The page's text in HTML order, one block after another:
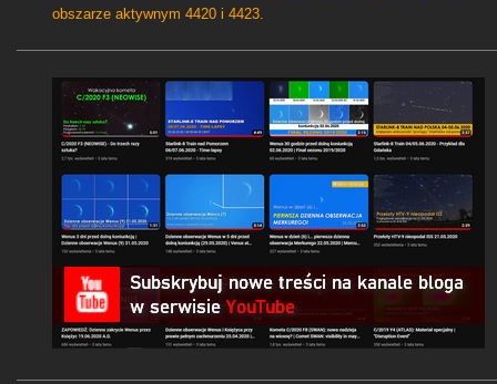
obszarze aktywnym 4420 i 4423.